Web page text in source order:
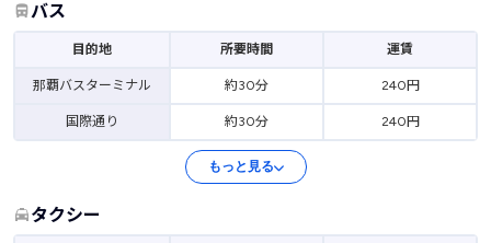
バス
目的地 所要時間 運賃
那覇バスターミナル 約30分 240円
国際通り 約30分 240円
もっと見る
タクシー